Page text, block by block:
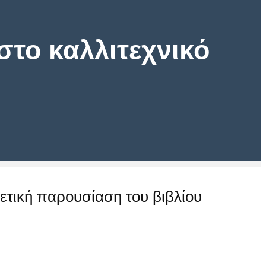
καλλιτεχνικό
παρουσίαση του βιβλίου